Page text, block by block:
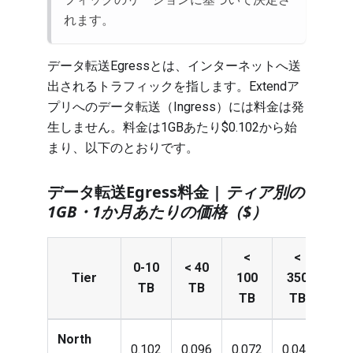
れます。
データ転送Egressとは、インターネットへ送
出されるトラフィックを指します。Extendア
プリへのデータ転送（Ingress）には料金は発
生しません。料金は1GBあたり$0.102から始
まり、以下のとおりです。
データ転送Egress料金 | ティア別の
1GB・1か月あたりの価格（$）
Tier
0-10
TB
< 40
TB
<
100
TB
<
350
TB
North
0.102 0.096 0.072 0.048